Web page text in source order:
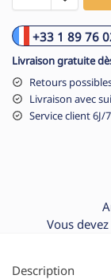
+33 1 89 76
Livraison gratuite
Retours
Livraison avec
Service client 6J/7
Vous
Description